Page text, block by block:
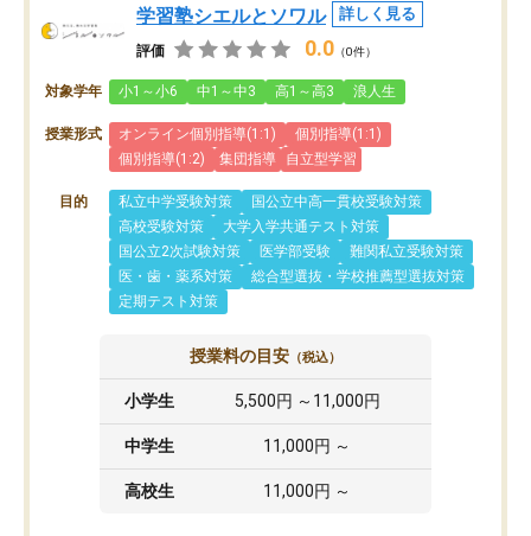
学習塾シエルとソワル 詳しく見る
評価 0.0 （0件）
対象学年 小1～小6 中1～中3 高1～高3 浪人生
授業形式 オンライン個別指導(1:1)
個別指導(1:1)
個別指導(1:2)
集団指導 自立型学習
目的 私立中学受験対策
国公立中高一貫校受験対策
高校受験対策
大学入学共通テスト対策
国公立2次試験対策
医学部受験
難関私立受験対策
医・歯・薬系対策
総合型選抜・学校推薦型選抜対策
定期テスト対策
授業料の目安 （税込）
小学生 5,500円 ～11,000円
中学生 11,000円 ～
高校生 11,000円 ～